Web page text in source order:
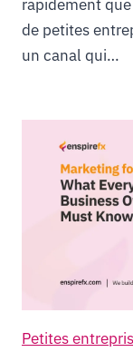
rapidement
de petites
un canal qui…
Petites